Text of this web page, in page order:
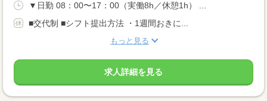
▼日勤 08：00〜17：00（実働8h／休憩1h） ...
■交代制 ■シフト提出方法 ・1週間おきに...
もっと見る
求人詳細を見る